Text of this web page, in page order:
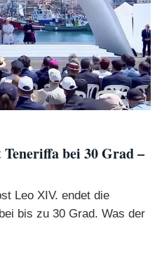
bei 30 Grad –
Leo XIV. endet die
bis zu 30 Grad. Was der